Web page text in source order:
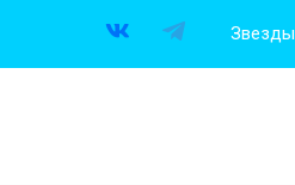
Звезды